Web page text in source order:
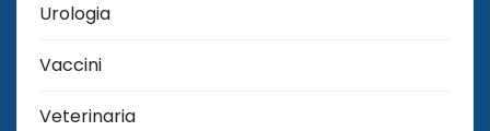
Urologia
Vaccini
Veterinaria